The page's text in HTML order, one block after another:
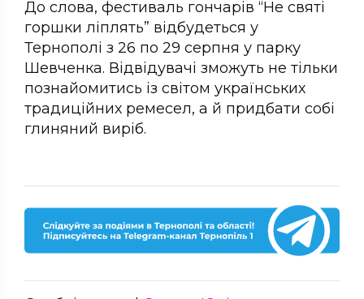
До слова, фестиваль гончарів “Не святі
горшки ліплять” відбудеться у
Тернополі з 26 по 29 серпня у парку
Шевченка. Відвідувачі зможуть не тільки
познайомитись із світом українських
традиційних ремесел, а й придбати собі
глиняний виріб.